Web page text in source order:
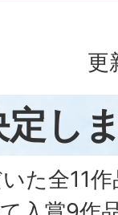
更
定し
た全11